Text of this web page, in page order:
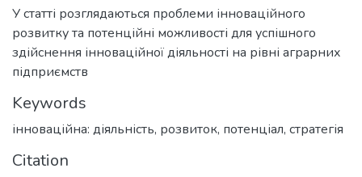
У статті розглядаються проблеми інноваційного
розвитку та потенційні можливості для успішного
здійснення інноваційної діяльності на рівні аграрних
підприємств
Keywords
інноваційна: діяльність, розвиток, потенціал, стратегія
Citation